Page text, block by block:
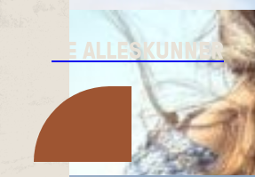
DE ALLESKUNNER